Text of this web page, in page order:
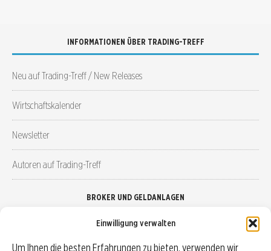
Einwilligung verwalten
Um Ihnen die besten Erfahrungen zu bieten, verwenden wir
INFORMATIONEN ÜBER TRADING-TREFF
Neu auf Trading-Treff / New Releases
Wirtschaftskalender
Newsletter
Autoren auf Trading-Treff
BROKER UND GELDANLAGEN